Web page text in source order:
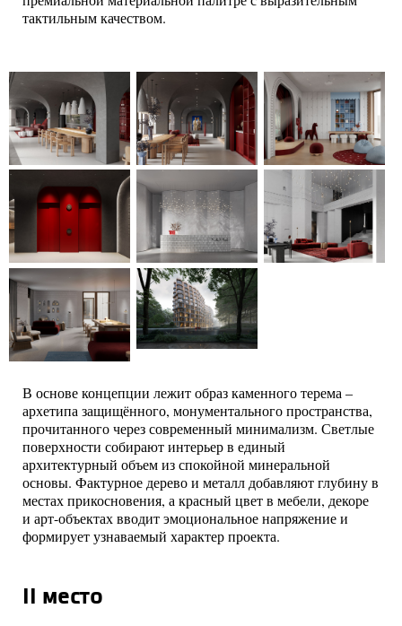
тактильным качеством.
В основе концепции лежит образ каменного терема –
архетипа защищённого, монументального пространства,
прочитанного через современный минимализм. Светлые
поверхности собирают интерьер в единый
архитектурный объем из спокойной минеральной
основы. Фактурное дерево и металл добавляют глубину в
местах прикосновения, а красный цвет в мебели, декоре
и арт-объектах вводит эмоциональное напряжение и
формирует узнаваемый характер проекта.
II место